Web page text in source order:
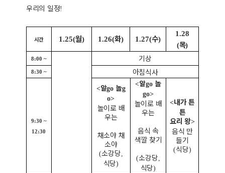
우리의 일정!
시간 1.25(월) 1.26(화) 1.27(수)
1.28
(목)
8:00 ~ 기상
8:30 ~ 아침식사
9:30 ~
12:30
<알go 놀g
o>
놀이로 배
우는
채소야 채
소야
(소강당,
식당)
<알go 놀
go>
놀이로 배
우는
음식 속
색깔 찾기
(소강당,
식당)
<내가 튼
튼
요리 왕>
음식 만
들기
(식당)